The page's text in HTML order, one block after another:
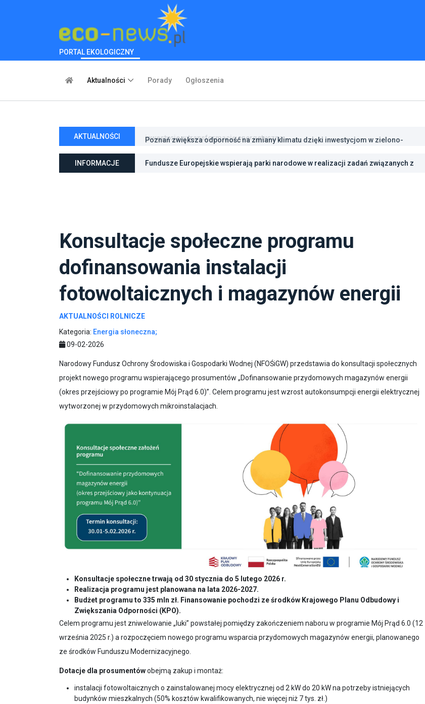
PORTAL EKOLOGICZNY
Aktualności Porady Ogłoszenia
AKTUALNOŚCI Poznań zwiększa odporność na zmiany klimatu dzięki inwestycjom w zielono-
INFORMACJE
Fundusze Europejskie wspierają parki narodowe w realizacji zadań związanych z
Konsultacje społeczne programu
dofinansowania instalacji
fotowoltaicznych i magazynów energii
AKTUALNOŚCI ROLNICZE
Kategoria: Energia słoneczna;
09-02-2026
Narodowy Fundusz Ochrony Środowiska i Gospodarki Wodnej (NFOŚiGW) przedstawia do konsultacji społecznych
projekt nowego programu wspierającego prosumentów „Dofinansowanie przydomowych magazynów energii
(okres przejściowy po programie Mój Prąd 6.0)”. Celem programu jest wzrost autokonsumpcji energii elektrycznej
wytworzonej w przydomowych mikroinstalacjach.
Konsultacje społeczne trwają od 30 stycznia do 5 lutego 2026 r.
Realizacja programu jest planowana na lata 2026-2027.
Budżet programu to 335 mln zł. Finansowanie pochodzi ze środków Krajowego Planu Odbudowy i
Zwiększania Odporności (KPO).
Celem programu jest zniwelowanie „luki” powstałej pomiędzy zakończeniem naboru w programie Mój Prąd 6.0 (12
września 2025 r.) a rozpoczęciem nowego programu wsparcia przydomowych magazynów energii, planowanego
ze środków Funduszu Modernizacyjnego.
Dotacje dla prosumentówobejmą zakup i montaż:
instalacji fotowoltaicznych o zainstalowanej mocy elektrycznej od 2 kW do 20 kW na potrzeby istniejących
budynków mieszkalnych (50% kosztów kwalifikowanych, nie więcej niż 7 tys. zł.)